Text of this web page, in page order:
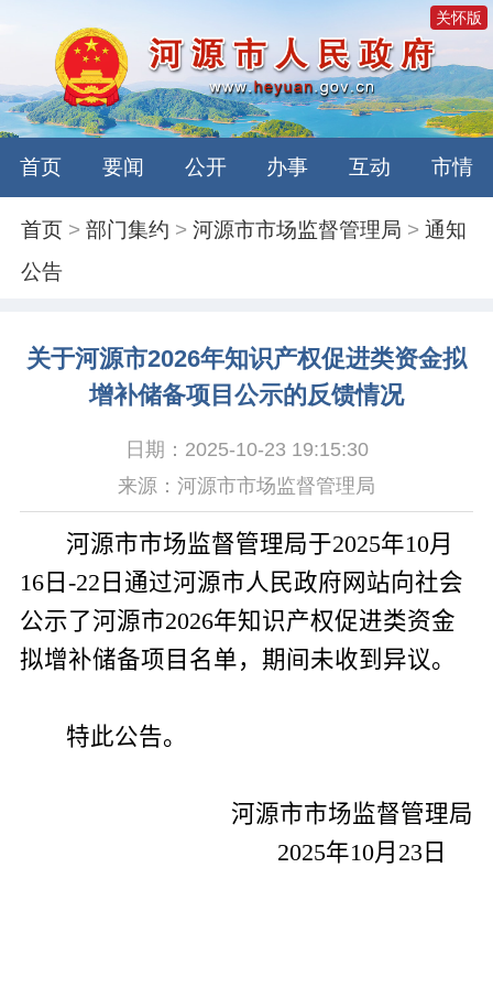
关怀版
首页 要闻 公开 办事 互动 市情
首页 >部门集约 >河源市市场监督管理局 >通知
公告
关于河源市2026年知识产权促进类资金拟
增补储备项目公示的反馈情况
日期：2025-10-23 19:15:30
来源：河源市市场监督管理局
河源市市场监督管理局于2025年10月
16日 -22 日通过河源市人民政府网站向社会
公示了河源市2026年知识产权促进类资金
拟增补储备项目名单，期间未收到异议。
特此公告。
河源市市场监督管理局
2025年10月 23 日